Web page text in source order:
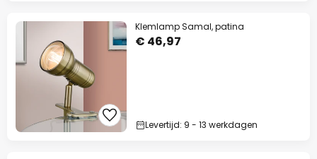
Klemlamp Samal, patina
€ 46,97
Levertijd: 9 - 13 werkdagen